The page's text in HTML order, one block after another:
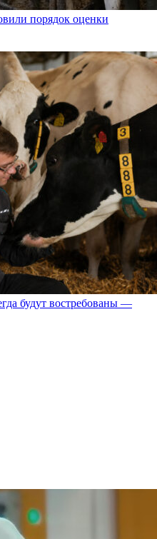
порядок оценки
будут востребованы —